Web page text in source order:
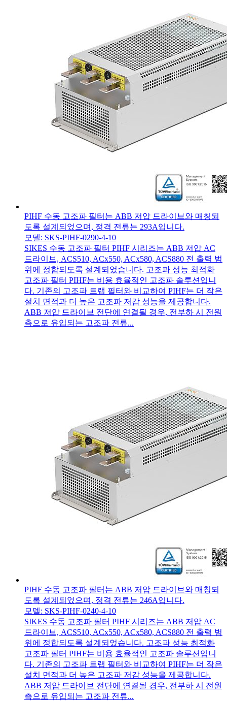
PIHF 수동 고조파 필터는 ABB 저압 드라이브와 매칭되
도록 설계되었으며, 정격 전류는 293A입니다.
모델: SKS-PIHF-0290-4-10
SIKES 수동 고조파 필터 PIHF 시리즈는 ABB 저압 AC
드라이브, ACS510, ACx550, ACx580, ACS880 전 출력 범
위에 정합되도록 설계되었습니다. 고조파 성능 최적화
고조파 필터 PIHF는 비용 효율적인 고조파 솔루션입니
다. 기존의 고조파 트랩 필터와 비교하여 PIHF는 더 작은
설치 면적과 더 높은 고조파 저감 성능을 제공합니다.
ABB 저압 드라이브 전단에 연결될 경우, 전부하 시 전원
측으로 유입되는 고조파 전류...
PIHF 수동 고조파 필터는 ABB 저압 드라이브와 매칭되
도록 설계되었으며, 정격 전류는 246A입니다.
모델: SKS-PIHF-0240-4-10
SIKES 수동 고조파 필터 PIHF 시리즈는 ABB 저압 AC
드라이브, ACS510, ACx550, ACx580, ACS880 전 출력 범
위에 정합되도록 설계되었습니다. 고조파 성능 최적화
고조파 필터 PIHF는 비용 효율적인 고조파 솔루션입니
다. 기존의 고조파 트랩 필터와 비교하여 PIHF는 더 작은
설치 면적과 더 높은 고조파 저감 성능을 제공합니다.
ABB 저압 드라이브 전단에 연결될 경우, 전부하 시 전원
측으로 유입되는 고조파 전류...